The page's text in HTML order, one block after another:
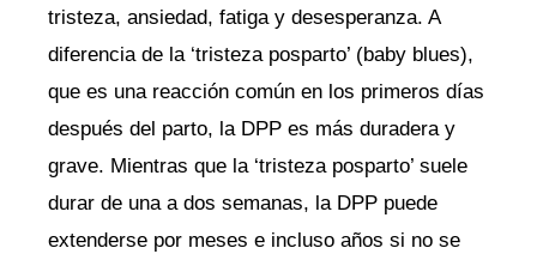
tristeza, ansiedad, fatiga y desesperanza. A
diferencia de la ‘tristeza posparto’ (baby blues),
que es una reacción común en los primeros días
después del parto, la DPP es más duradera y
grave. Mientras que la ‘tristeza posparto’ suele
durar de una a dos semanas, la DPP puede
extenderse por meses e incluso años si no se